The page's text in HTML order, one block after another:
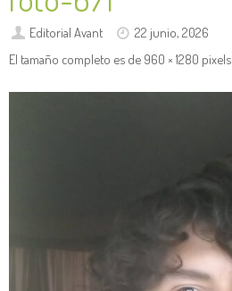
Editorial Avant
22 junio, 2026
El tamaño completo es de 960 × 1280 pixels